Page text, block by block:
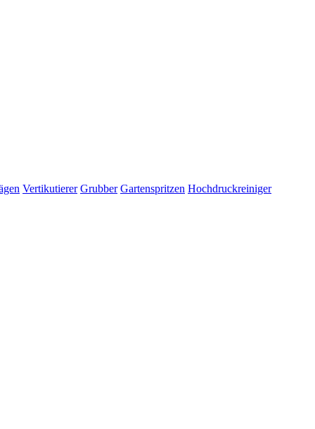
Vertikutierer Grubber Gartenspritzen Hochdruckreiniger